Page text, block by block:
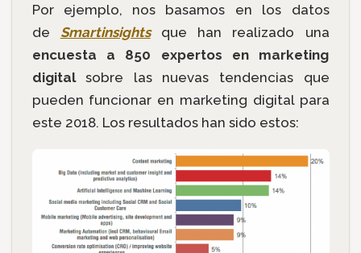
Por ejemplo, nos basamos en los datos
de Smartinsightsque han realizado una
encuesta a 850 expertos en marketing
digitalsobre las nuevas tendencias que
pueden funcionar en marketing digital para
este 2018. Los resultados han sido estos: